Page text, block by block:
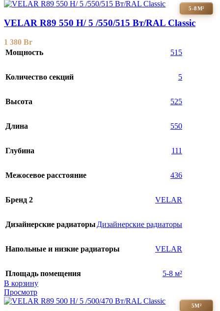
5-8М²
VELAR R89 550 H/ 5 /550/515 Вт/RAL Classic
1 380 Br
Мощность
515
Количество секций 5
Высота 525
Длина 550
Глубина 111
Межосевое расстояние 436
Бренд 2 VELAR
Дизайнерские радиаторы Дизайнерские радиаторы
Напольные и низкие радиаторы VELAR
Площадь помещения
5-8 м²
В корзину
Просмотр
5М²